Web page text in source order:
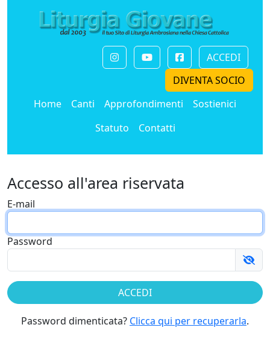
ACCEDI
DIVENTA SOCIO
Home
Canti Approfondimenti
Sostienici
Statuto
Contatti
Accesso all'area riservata
E-mail
Password
Password dimenticata? Clicca qui per recuperarla.